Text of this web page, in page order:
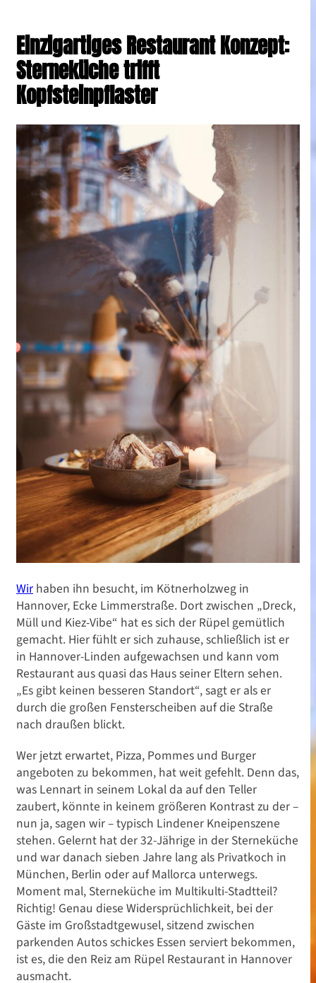
Einzigartiges Restaurant Konzept:
Sterneküche trifft
Kopfsteinpflaster
Wir haben ihn besucht, im Kötnerholzweg in
Hannover, Ecke Limmerstraße. Dort zwischen „Dreck,
Müll und Kiez-Vibe“ hat es sich der Rüpel gemütlich
gemacht. Hier fühlt er sich zuhause, schließlich ist er
in Hannover-Linden aufgewachsen und kann vom
Restaurant aus quasi das Haus seiner Eltern sehen.
„Es gibt keinen besseren Standort“, sagt er als er
durch die großen Fensterscheiben auf die Straße
nach draußen blickt.
Wer jetzt erwartet, Pizza, Pommes und Burger
angeboten zu bekommen, hat weit gefehlt. Denn das,
was Lennart in seinem Lokal da auf den Teller
zaubert, könnte in keinem größeren Kontrast zu der –
nun ja, sagen wir – typisch Lindener Kneipenszene
stehen. Gelernt hat der 32-Jährige in der Sterneküche
und war danach sieben Jahre lang als Privatkoch in
München, Berlin oder auf Mallorca unterwegs.
Moment mal, Sterneküche im Multikulti-Stadtteil?
Richtig! Genau diese Widersprüchlichkeit, bei der
Gäste im Großstadtgewusel, sitzend zwischen
parkenden Autos schickes Essen serviert bekommen,
ist es, die den Reiz am Rüpel Restaurant in Hannover
ausmacht.